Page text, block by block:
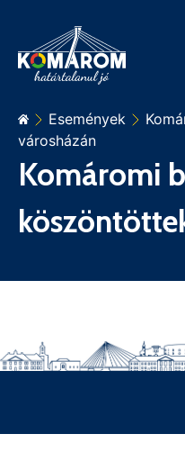
Események
városházán
Komáromi